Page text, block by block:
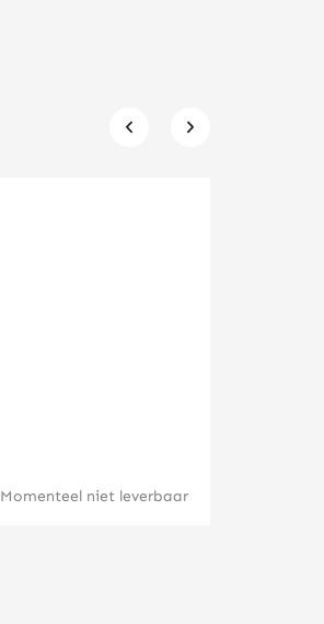
Momenteel niet leverbaar